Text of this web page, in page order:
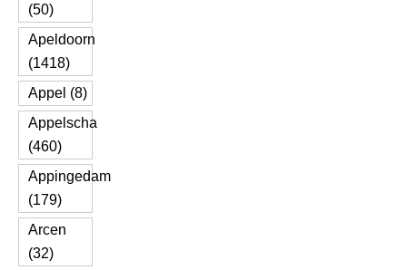
(50)
Apeldoorn
(1418)
Appel (8)
Appelscha
(460)
Appingedam
(179)
Arcen
(32)